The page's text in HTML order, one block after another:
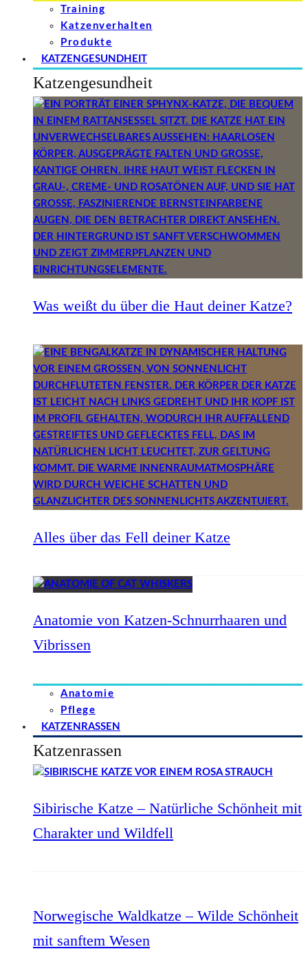
Training
Katzenverhalten
Produkte
KATZENGESUNDHEIT
Katzengesundheit
Was weißt du über die Haut deiner Katze?
Alles über das Fell deiner Katze
Anatomie von Katzen-Schnurrhaaren und
Vibrissen
Anatomie
Pflege
KATZENRASSEN
Katzenrassen
Sibirische Katze – Natürliche Schönheit mit
Charakter und Wildfell
Norwegische Waldkatze – Wilde Schönheit
mit sanftem Wesen